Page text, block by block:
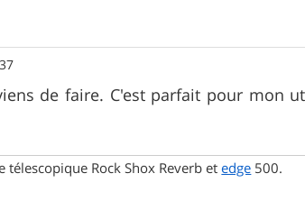
de faire. C'est parfait pour mon
télescopique Rock Shox Reverb etedge 500.